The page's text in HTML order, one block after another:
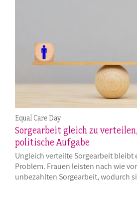
Equal Care Day
Sorgearbeit gleich zu
politische Aufgabe
Ungleich verteilte Sorgearbeit bleibt
Problem. Frauen leisten nach wie
unbezahlten Sorgearbeit, wodurch